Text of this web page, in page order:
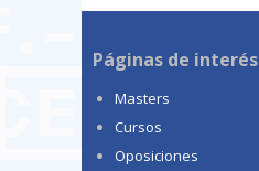
Páginas de interés
Masters
Cursos
Oposiciones